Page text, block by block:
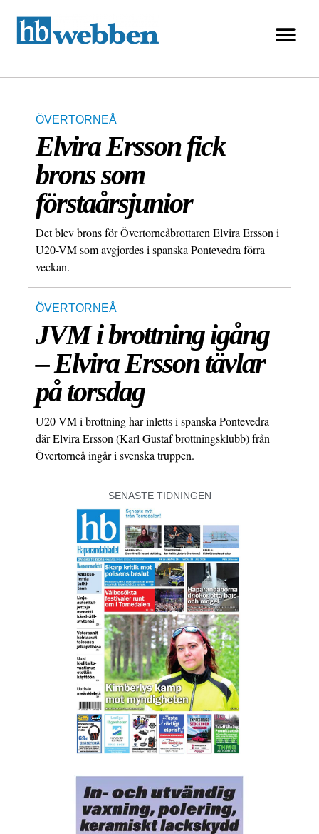
ÖVERTORNEÅ
Elvira Ersson fick
brons som
förstaårsjunior
Det blev brons för Övertorneåbrottaren Elvira Ersson i
U20-VM som avgjordes i spanska Pontevedra förra
veckan.
ÖVERTORNEÅ
JVM i brottning igång
– Elvira Ersson tävlar
på torsdag
U20-VM i brottning har inletts i spanska Pontevedra –
där Elvira Ersson (Karl Gustaf brottningsklubb) från
Övertorneå ingår i svenska truppen.
SENASTE TIDNINGEN